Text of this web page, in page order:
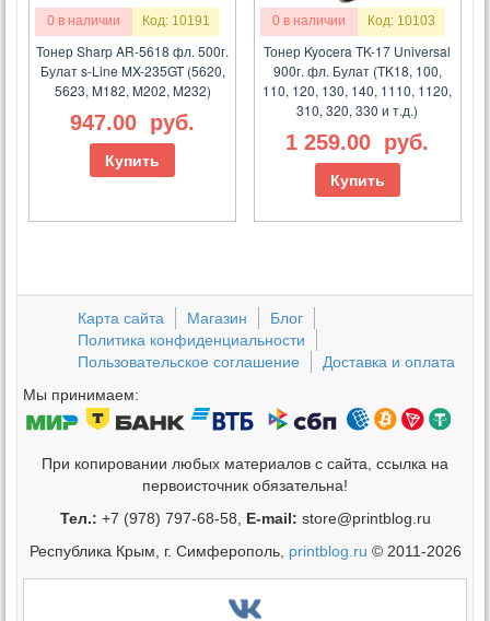
0 в наличии Код: 10191
Тонер Sharp AR-5618 фл. 500г.
Булат s-Line MX-235GT (5620,
5623, M182, M202, M232)
947.00 руб.
Купить
0 в наличии Код: 10103
Тонер Kyocera TK-17 Universal
900г. фл. Булат (TK18, 100,
110, 120, 130, 140, 1110, 1120,
310, 320, 330 и т.д.)
1 259.00 руб.
Купить
Карта сайта Магазин
Блог
Политика конфиденциальности
Пользовательское соглашение
Доставка и оплата
Мы принимаем:
При копировании любых материалов с сайта, ссылка на
первоисточник обязательна!
Тел.: +7 (978) 797-68-58, E-mail: store@printblog.ru
Республика Крым, г. Симферополь, printblog.ru © 2011-2026